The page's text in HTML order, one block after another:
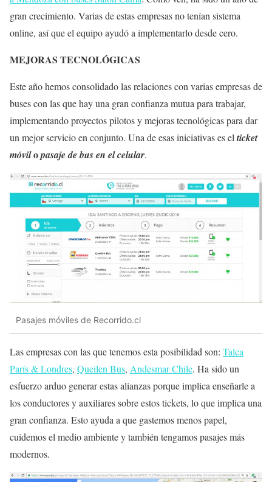
gran crecimiento. Varias de estas empresas no tenían sistema
online, así que el equipo ayudó a implementarlo desde cero.
MEJORAS TECNOLÓGICAS
Este año hemos consolidado las relaciones con varias empresas de
buses con las que hay una gran confianza mutua para trabajar,
implementando proyectos pilotos y mejoras tecnológicas para dar
un mejor servicio en conjunto. Una de esas iniciativas es elticket
móvilopasaje de bus en el celular.
Pasajes móviles de Recorrido.cl
Las empresas con las que tenemos esta posibilidad son: Talca
París & Londres, Queilen Bus, Andesmar Chile. Ha sido un
esfuerzo arduo generar estas alianzas porque implica enseñarle a
los conductores y auxiliares sobre estos tickets, lo que implica una
gran confianza. Esto ayuda a que gastemos menos papel,
cuidemos el medio ambiente y también tengamos pasajes más
modernos.